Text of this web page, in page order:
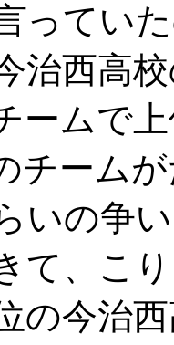
ってい
治西高
ームで
チーム
いの争
て、こ
の今治